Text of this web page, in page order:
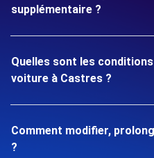
supplémentaire ?
Quelles sont les
voiture à Castres ?
Comment modifier,
?